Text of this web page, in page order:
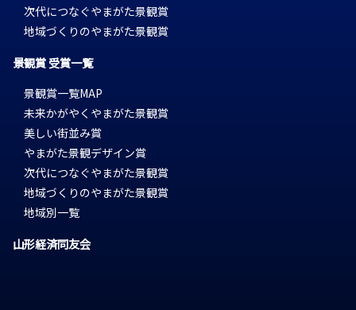
次代につなぐやまがた景観賞
地域づくりのやまがた景観賞
景観賞 受賞一覧
景観賞一覧MAP
未来かがやくやまがた景観賞
美しい街並み賞
やまがた景観デザイン賞
次代につなぐやまがた景観賞
地域づくりのやまがた景観賞
地域別一覧
山形経済同友会